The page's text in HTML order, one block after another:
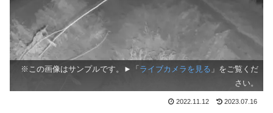
※この画像はサンプルです。►「 ライブカメラを見る 」をご覧くだ
さい。
2022.11.12 2023.07.16